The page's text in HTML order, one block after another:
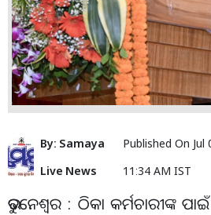
By: Samaya
Live News
Published On Jul
11:34 AM IST
ଭୁବନେଶ୍ୱର : ଠିକା କର୍ମଚାରୀଙ୍କ